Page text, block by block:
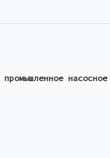
промышленное насосное